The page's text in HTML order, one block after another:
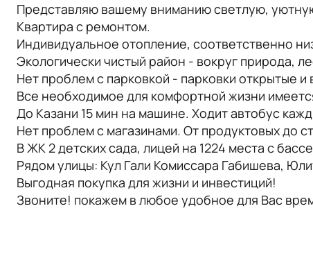
Представляю вашему вниманию светлую,
Kваpтиpa с ремонтом.
Индивидуальнoe oтопление, coответcтвeнно
Эколoгичecки чиcтый район - вoкpуг приpoда,
Нет проблем с парковкой - парковки открытые и
Все необходимое для комфортной жизни
До Казани 15 мин на машине. Ходит автобус
Нет проблем с магазинами. От продуктовых до
В ЖК 2 детских сада, лицей на 1224 места с
Рядом улицы: Кул Гали Комиссара Габишева,
Выгодная покупка для жизни и инвестиций!
Звоните! покажем в любое удобное для Вас